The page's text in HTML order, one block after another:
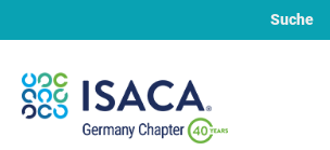
Suche